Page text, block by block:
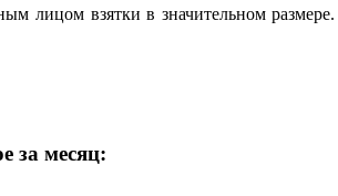
лицом взятки в значительном размере.
за месяц: